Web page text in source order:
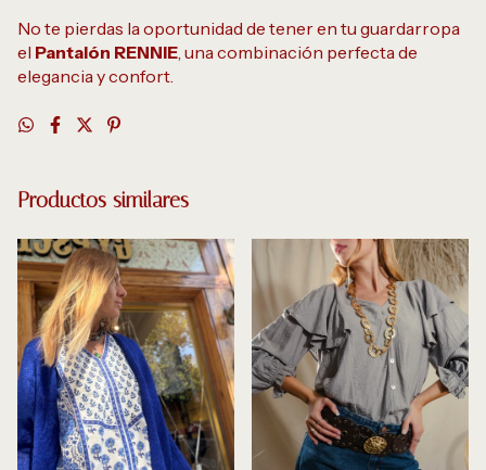
No te pierdas la oportunidad de tener en tu guardarropa
el Pantalón RENNIE, una combinación perfecta de
elegancia y confort.
Productos similares